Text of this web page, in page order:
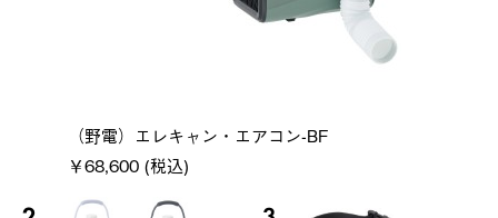
（野電）エレキャン・エアコン-BF
￥68,600 (税込)